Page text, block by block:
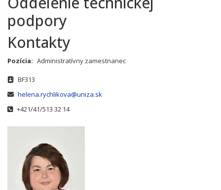
podpory
Kontakty
Pozícia: Administratívny zamestnanec
Adresa
BF313
E-mail
helena.rychlikova@uniza.sk
Telefónne číslo
+421/41/513 32 14